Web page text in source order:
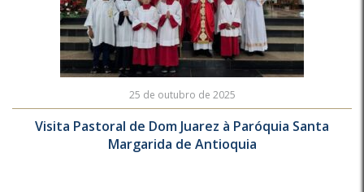
25 de outubro de 2025
Visita Pastoral de Dom Juarez à Paróquia Santa
Margarida de Antioquia